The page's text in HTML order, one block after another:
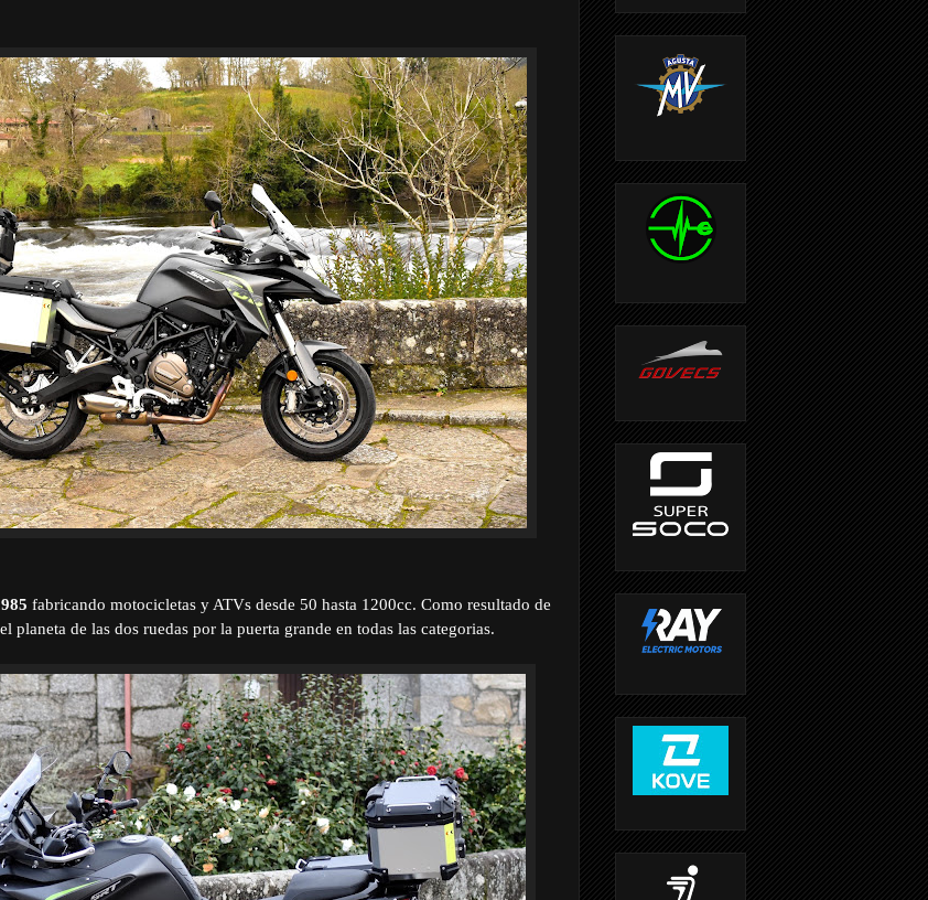
fabricando motocicletas y ATVs desde 50 hasta 1200cc. Como resultado de
planeta de las dos ruedas por la puerta grande en todas las categorias.